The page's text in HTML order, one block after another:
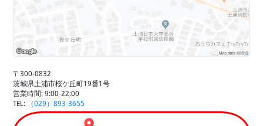
〒300-0832
茨城県土浦市桜ケ丘町19番1号
営業時間: 9:00-22:00
TEL:
（029）893-3655